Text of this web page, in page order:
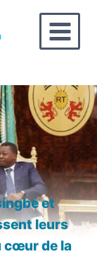
et
leurs
cœur de la